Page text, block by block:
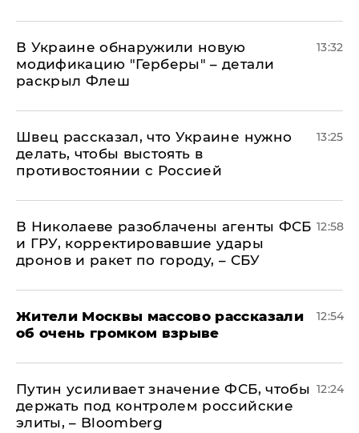
В Украине обнаружили новую
модификацию "Герберы" – детали
раскрыл Флеш
13:32
Швец рассказал, что Украине нужно
делать, чтобы выстоять в
противостоянии с Россией
13:25
В Николаеве разоблачены агенты ФСБ
и ГРУ, корректировавшие удары
дронов и ракет по городу, – СБУ
12:58
Жители Москвы массово рассказали
об очень громком взрыве
12:54
Путин усиливает значение ФСБ, чтобы
держать под контролем российские
элиты, – Bloomberg
12:24